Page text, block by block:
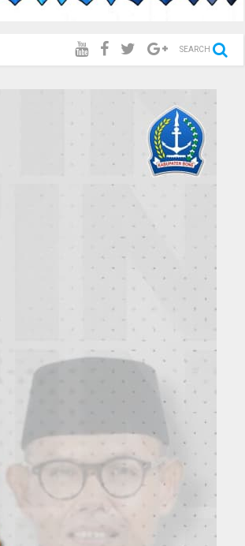
SEARCH